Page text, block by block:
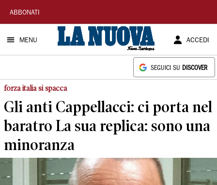
La
Nuova
Sardegna
ABBONATI
MENU ACCEDI
SEGUICI SU DISCOVER
forza italia si spacca
Gli anti Cappellacci: ci porta nel
baratro La sua replica: sono una
minoranza